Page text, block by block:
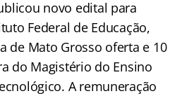
novo edital para
Federal de Educação,
de Mato Grosso oferta e 10
do Magistério do Ensino
A remuneração